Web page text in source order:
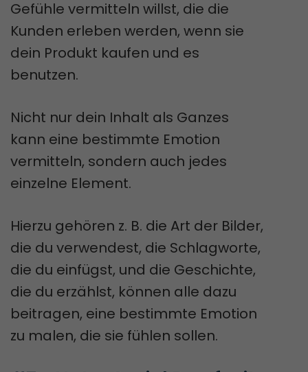
Gefühle vermitteln willst, die die
Kunden erleben werden, wenn sie
dein Produkt kaufen und es
benutzen.
Nicht nur dein Inhalt als Ganzes
kann eine bestimmte Emotion
vermitteln, sondern auch jedes
einzelne Element.
Hierzu gehören z. B. die Art der Bilder,
die du verwendest, die Schlagworte,
die du einfügst, und die Geschichte,
die du erzählst, können alle dazu
beitragen, eine bestimmte Emotion
zu malen, die sie fühlen sollen.